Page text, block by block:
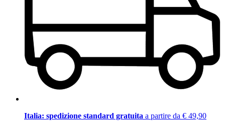
Italia: spedizione standard gratuita a partire da € 49,90